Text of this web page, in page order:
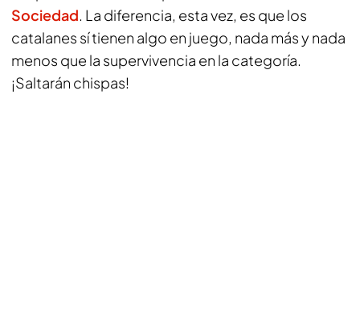
Sociedad. La diferencia, esta vez, es que los
catalanes sí tienen algo en juego, nada más y nada
menos que la supervivencia en la categoría.
¡Saltarán chispas!